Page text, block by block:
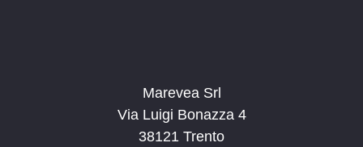
Marevea Srl
Via Luigi Bonazza 4
38121 Trento